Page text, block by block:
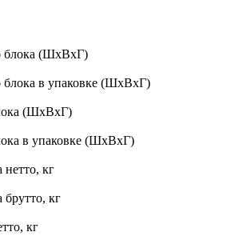
блока (ШхВхГ)
блока в упаковке (ШхВхГ)
(ШхВхГ)
в упаковке (ШхВхГ)
нетто, кг
брутто, кг
кг